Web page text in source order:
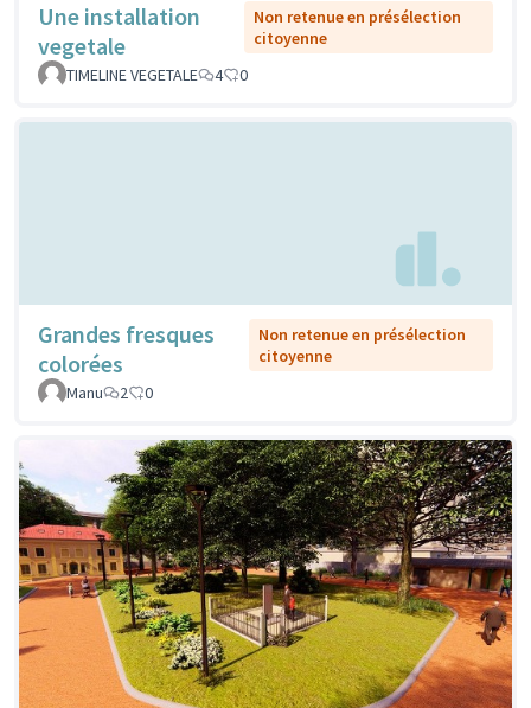
Une installation
vegetale
Non retenue en présélection
citoyenne
TIMELINE VEGETALE
4 0
Grandes fresques
colorées
Non retenue en présélection
citoyenne
Manu
2 0